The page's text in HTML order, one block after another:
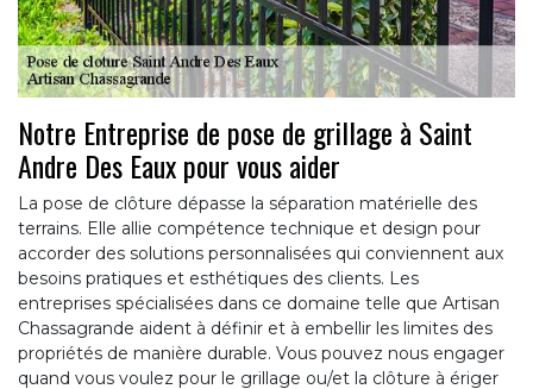
Notre Entreprise de pose de grillage à Saint
Andre Des Eaux pour vous aider
La pose de clôture dépasse la séparation matérielle des
terrains. Elle allie compétence technique et design pour
accorder des solutions personnalisées qui conviennent aux
besoins pratiques et esthétiques des clients. Les
entreprises spécialisées dans ce domaine telle que Artisan
Chassagrande aident à définir et à embellir les limites des
propriétés de manière durable. Vous pouvez nous engager
quand vous voulez pour le grillage ou/et la clôture à ériger